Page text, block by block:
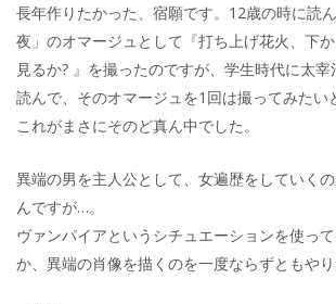
長年作りたかった、宿願です。12歳の時に読
夜」のオマージュとして『打ち上げ花火、下
見るか? 』を撮ったのですが、学生時代に太
読んで、そのオマージュを1回は撮ってみたい
これがまさにそのど真ん中でした。
異端の男を主人公として、女遍歴をしていく
んですが…。
ヴァンパイアというシチュエーションを使っ
か、異端の肖像を描くのを一度ならずともやり